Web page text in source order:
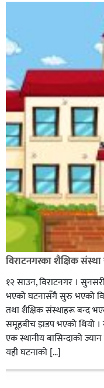
विराटनगरका शैक्षिक
१२ साउन, विराटनगर ।
भएको घटनासँगै सुरु भएको
तथा शैक्षिक संस्थाहरू बन्द
समूहबीच झडप भएको थियो ।
एक स्थानीय बासिन्दाको
यही घटनाको […]